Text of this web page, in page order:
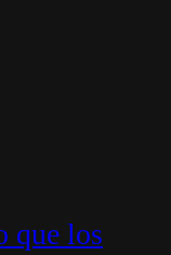
que los